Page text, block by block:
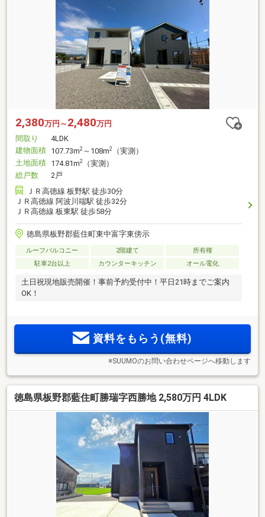
2,380万円～ 2,480万円
間取り
4LDK
建物面積 107.73m2 ～108m2
（実測）
土地面積 174.81m2
（実測）
総戸数
2戸
ＪＲ高徳線 板野駅 徒歩30分
ＪＲ高徳線 阿波川端駅 徒歩32分
ＪＲ高徳線 板東駅 徒歩58分
徳島県板野郡藍住町東中富字東傍示
ルーフバルコニー 2階建て
所有権
駐車2台以上
カウンターキッチン オール電化
土日祝現地販売開催！事前予約受付中！平日21時までご案内
OK！
資料をもらう(無料)
※SUUMOのお問い合わせページへ移動します
徳島県板野郡藍住町勝瑞字西勝地 2,580万円 4LDK